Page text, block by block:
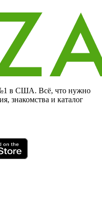
в США. Всё, что нужно
знакомства и каталог